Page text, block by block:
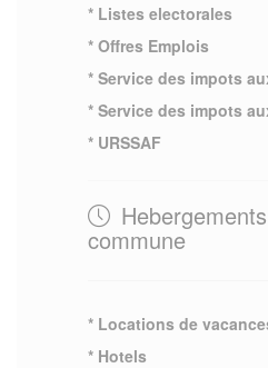
* Listes electorales
* Offres Emplois
* Service des impots
* Service des impots
* URSSAF
commune
* Locations de
* Hotels